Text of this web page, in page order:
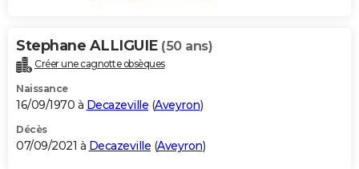
Carte de Noël
Carte Bonne année
Carte Saint-Valentin
Carte Pâques
Carte d'anniversaire
DICTIONNAIRE
Dictionnaire
Biographies
Citations
Expressions
Proverbes
PROGRAMME TV
S'inscrire
Se connecter
Lycées
Collèges
Primaires
Universités
Entreprises
Service militaire
Avis de recherche
AVIS DE DÉCÈS
Stephane ALLIGUIE (50 ans)
Créer une cagnotte obsèques
Naissance
16/09/1970 à Decazeville (Aveyron)
Décès
07/09/2021 à Decazeville (Aveyron)